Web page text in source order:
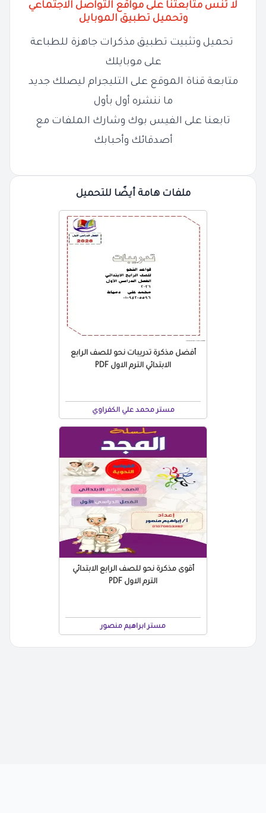
لا تنس متابعتنا على مواقع التواصل الاجتماعي
وتحميل تطبيق الموبايل
تحميل وتثبيت تطبيق مذكرات جاهزة للطباعة
على موبايلك
متابعة قناة الموقع على التليجرام ليصلك جديد
ما ننشره أول بأول
تابعنا على الفيس بوك وشارك الملفات مع
أصدقائك وأحبابك
ملفات هامة أيضًا للتحميل
أفضل مذكرة تدريبات نحو للصف الرابع
الابتدائي الترم الاول PDF
مستر محمد علي الكفراوي
أقوى مذكرة نحو للصف الرابع الابتدائي
الترم الاول PDF
مستر ابراهيم منصور